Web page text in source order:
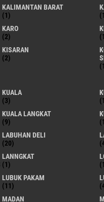
KALIMANTAN BARAT
(1)
KARO
(2)
KISARAN
(2)
KUALA
(3)
KUALA LANGKAT
(9)
LABUHAN DELI
(20)
LANNGKAT
(1)
LUBUK PAKAM
(11)
MADAN